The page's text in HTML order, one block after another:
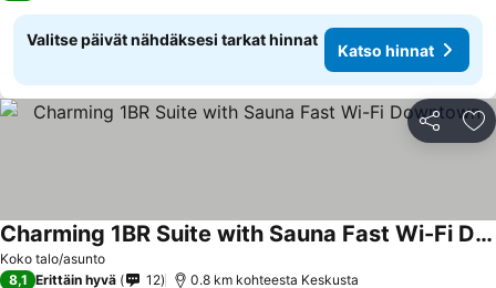
Valitse päivät nähdäksesi tarkat hinnat
Katso hinnat
Jaa
Koko talo/asunto
Charming 1BR Suite with Sauna Fast Wi-Fi Downtown
8,1 Erittäin hyvä 12 0.8 km kohteesta Keskusta